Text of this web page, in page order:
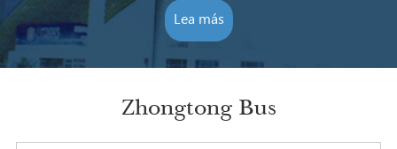
Lea más
Zhongtong Bus